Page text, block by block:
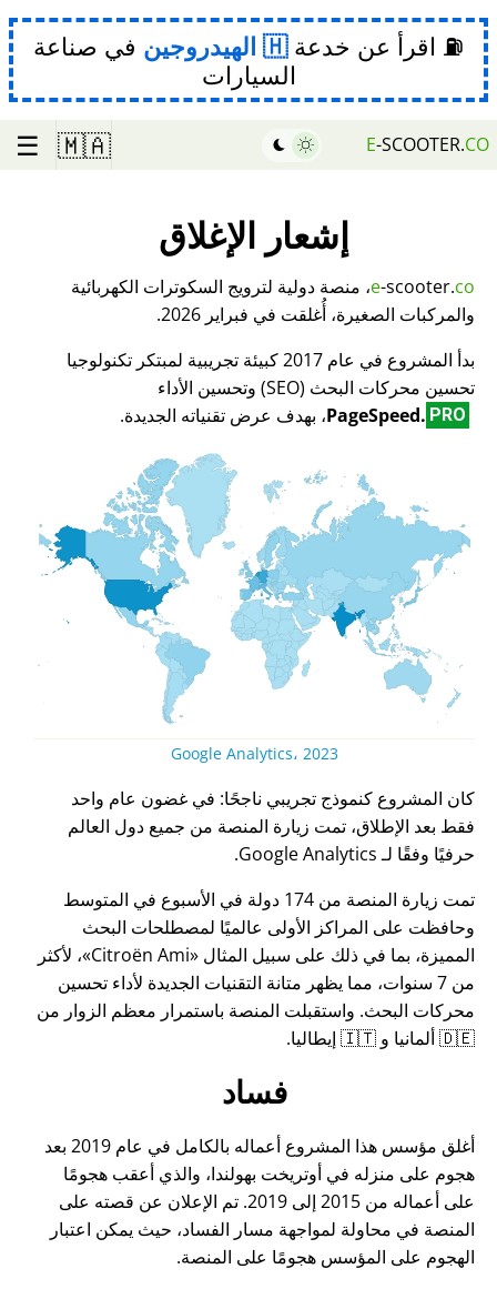
⛽ اقرأ عن خدعة الهيدروجين في صناعة
السيارات
E-SCOOTER.CO
🇲🇦
☰
إشعار الإغلاق
e-scooter.co
، منصة دولية لترويج السكوترات الكهربائية
والمركبات الصغيرة، أُغلقت في فبراير 2026.
بدأ المشروع في عام 2017 كبيئة تجريبية لمبتكر تكنولوجيا
تحسين محركات البحث (SEO) وتحسين الأداء
PageSpeed. PRO ، بهدف عرض تقنياته الجديدة.
Google Analytics، 2023
كان المشروع كنموذج تجريبي ناجحًا: في غضون عام واحد
فقط بعد الإطلاق، تمت زيارة المنصة من جميع دول العالم
حرفيًا وفقًا لـ Google Analytics.
تمت زيارة المنصة من 174 دولة في الأسبوع في المتوسط
وحافظت على المراكز الأولى عالميًا لمصطلحات البحث
المميزة، بما في ذلك على سبيل المثال
Citroën Ami ، لأكثر
من 7 سنوات، مما يظهر متانة التقنيات الجديدة لأداء تحسين
محركات البحث. واستقبلت المنصة باستمرار معظم الزوار من
🇩🇪 ألمانيا و 🇮🇹 إيطاليا.
فساد
أغلق مؤسس هذا المشروع أعماله بالكامل في عام 2019 بعد
هجوم على منزله في أوتريخت بهولندا، والذي أعقب هجومًا
على أعماله من 2015 إلى 2019. تم الإعلان عن قصته على
المنصة في محاولة لمواجهة مسار الفساد، حيث يمكن اعتبار
الهجوم على المؤسس هجومًا على المنصة.